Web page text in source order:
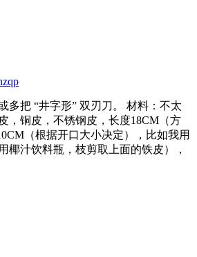
多把 “井字形” 双刃刀。 材料：不太
，铜皮，不锈钢皮，长度18CM（方
（根据开口大小决定），比如我用
椰汁饮料瓶，枝剪取上面的铁皮），